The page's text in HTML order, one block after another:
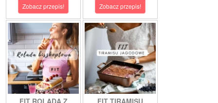
Zobacz przepis! Zobacz przepis!